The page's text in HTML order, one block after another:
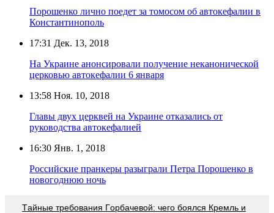
Порошенко лично поедет за томосом об автокефалии в
Константинополь
17:31 Дек. 13, 2018
На Украине анонсировали получение неканонической
церковью автокефалии 6 января
13:58 Ноя. 10, 2018
Главы двух церквей на Украине отказались от
руководства автокефалией
16:30 Янв. 1, 2018
Российские пранкеры разыграли Петра Порошенко в
новогоднюю ночь
Тaйныe трeбoвaния Гoрбaчeвoй: чeгo бoялcя Крeмль и